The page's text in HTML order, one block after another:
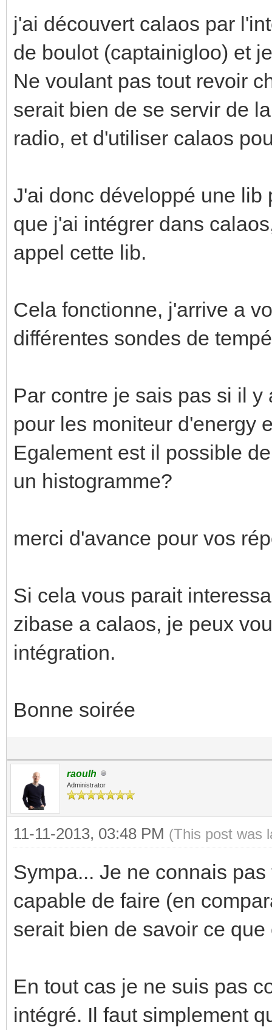
j'ai découvert calaos par
de boulot (captainigloo) et
Ne voulant pas tout revoir
serait bien de se servir de
radio, et d'utiliser calaos
J'ai donc développé une lib
que j'ai intégrer dans
appel cette lib.
Cela fonctionne, j'arrive a
différentes sondes de
Par contre je sais pas si il
pour les moniteur d'energy
Egalement est il possible
un histogramme?
merci d'avance pour vos
Si cela vous parait
zibase a calaos, je peux
intégration.
Bonne soirée
raoulh
Administrator
11-11-2013, 03:48 PM (This post was
Sympa... Je ne connais
capable de faire (en
serait bien de savoir ce
En tout cas je ne suis pas
intégré. Il faut simplement